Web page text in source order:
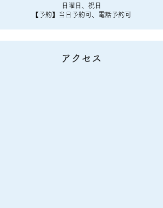
日曜日、祝日
【予約】当日予約可、電話予約可
​アクセス